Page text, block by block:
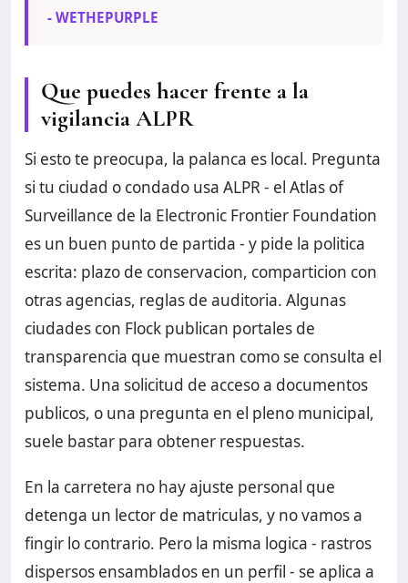
- WETHEPURPLE
Que puedes hacer frente a la
vigilancia ALPR
Si esto te preocupa, la palanca es local. Pregunta
si tu ciudad o condado usa ALPR - el Atlas of
Surveillance de la Electronic Frontier Foundation
es un buen punto de partida - y pide la politica
escrita: plazo de conservacion, comparticion con
otras agencias, reglas de auditoria. Algunas
ciudades con Flock publican portales de
transparencia que muestran como se consulta el
sistema. Una solicitud de acceso a documentos
publicos, o una pregunta en el pleno municipal,
suele bastar para obtener respuestas.
En la carretera no hay ajuste personal que
detenga un lector de matriculas, y no vamos a
fingir lo contrario. Pero la misma logica - rastros
dispersos ensamblados en un perfil - se aplica a